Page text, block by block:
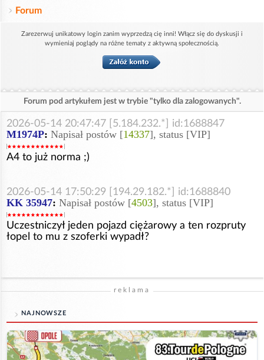
Forum
Zarezerwuj unikatowy login zanim wyprzedzą cię inni! Włącz się do dyskusji i
wymieniaj poglądy na różne tematy z aktywną społecznością.
Forum pod artykułem jest w trybie "tylko dla zalogowanych".
2026-05-14 20:47:47 [5.184.232.*] id:1688847
M1974P: Napisał postów [14337], status [VIP]
A4 to już norma ;)
2026-05-14 17:50:29 [194.29.182.*] id:1688840
KK 35947: Napisał postów [4503], status [VIP]
Uczestniczył jeden pojazd ciężarowy a ten rozpruty
łopel to mu z szoferki wypadł?
reklama
NAJNOWSZE